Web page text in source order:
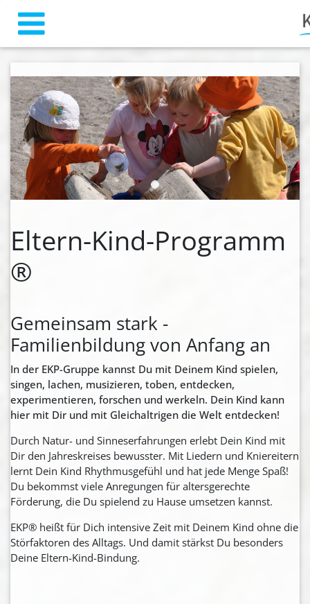
zurück weiter
Eltern-Kind-Programm
®
Gemeinsam stark -
Familienbildung von Anfang an
In der EKP-Gruppe kannst Du mit Deinem Kind spielen,
singen, lachen, musizieren, toben, entdecken,
experimentieren, forschen und werkeln. Dein Kind kann
hier mit Dir und mit Gleichaltrigen die Welt entdecken!
Durch Natur- und Sinneserfahrungen erlebt Dein Kind mit
Dir den Jahreskreises bewusster. Mit Liedern und Kniereitern
lernt Dein Kind Rhythmusgefühl und hat jede Menge Spaß!
Du bekommst viele Anregungen für altersgerechte
Förderung, die Du spielend zu Hause umsetzen kannst.
EKP® heißt für Dich intensive Zeit mit Deinem Kind ohne die
Störfaktoren des Alltags. Und damit stärkst Du besonders
Deine Eltern-Kind-Bindung.